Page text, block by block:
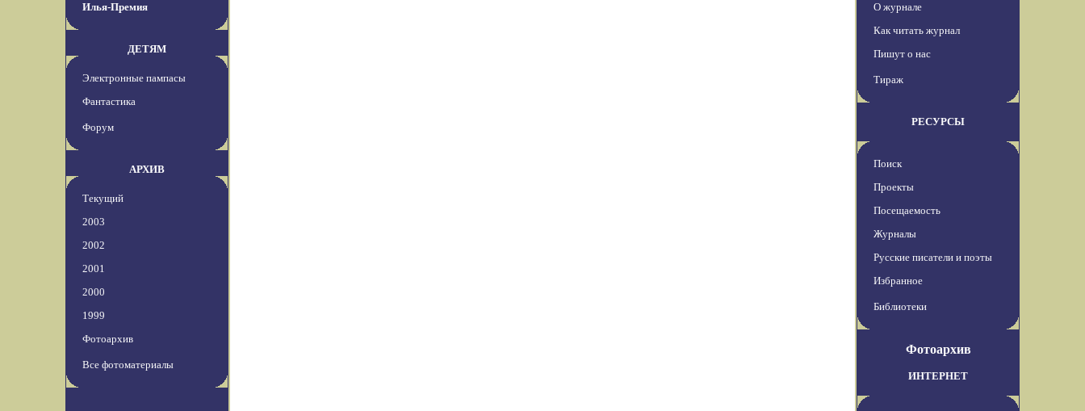
Илья-Премия
ДЕТЯМ
Электронные пампасы
Фантастика
Форум
АРХИВ
Текущий
2003
2002
2001
2000
1999
Фотоархив
Все фотоматериалы
О журнале
Как читать журнал
Пишут о нас
Тираж
РЕСУРСЫ
Поиск
Проекты
Посещаемость
Журналы
Русские писатели и поэты
Избранное
Библиотеки
Фотоархив
ИНТЕРНЕТ